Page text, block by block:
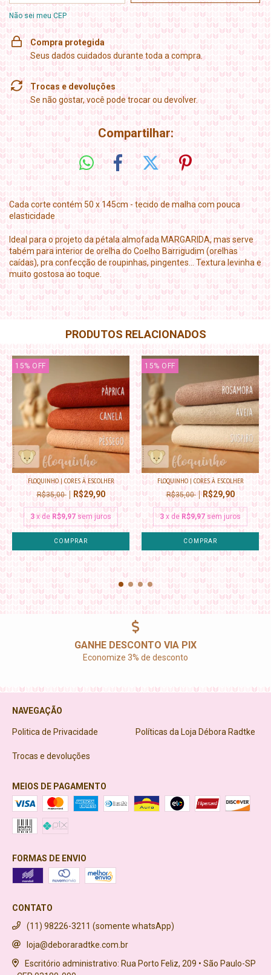
Não sei meu CEP
Compra protegida
Seus dados cuidados durante toda a compra.
Trocas e devoluções
Se não gostar, você pode trocar ou devolver.
Compartilhar:
Cada corte contém 50 x 145cm - tecido de malha com pouca
elasticidade
Ideal para o projeto da pétala almofada MARGARIDA, mas serve
tabém para interior de orelha do Coelho Barrigudim (orelhas
caídas), pra confecção de roupinhas, pingentes... Textura levinha e
muito gostosa ao toque.
PRODUTOS RELACIONADOS
15% OFF
FLOQUINHO | CORES À ESCOLHER
R$35,00 R$29,90
3 x de R$9,97 sem juros
COMPRAR
15% OFF
FLOQUINHO | CORES À ESCOLHER
R$35,00 R$29,90
3 x de R$9,97 sem juros
COMPRAR
GANHE DESCONTO VIA PIX
Economize 3% de desconto
NAVEGAÇÃO
Politica de Privacidade Políticas da Loja Débora Radtke
Trocas e devoluções
MEIOS DE PAGAMENTO
FORMAS DE ENVIO
CONTATO
(11) 98226-3211 (somente whatsApp)
loja@deboraradtke.com.br
Escritório administrativo: Rua Porto Feliz, 209 • São Paulo-SP